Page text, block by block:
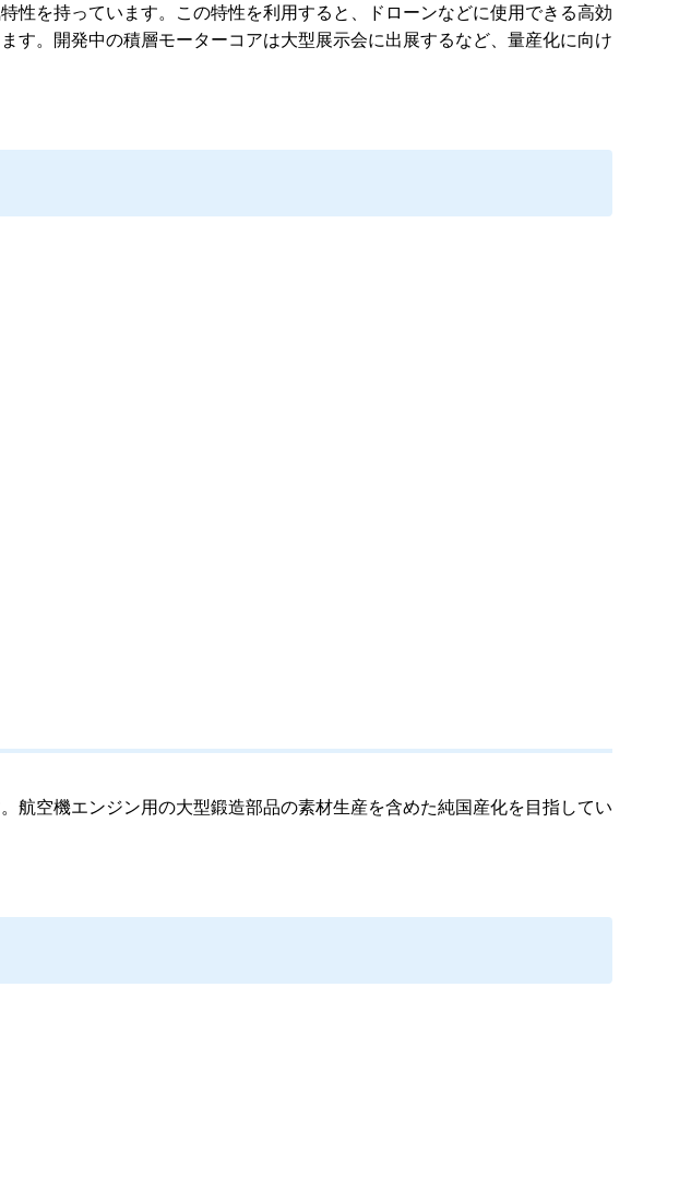
を持っています。この特性を利用すると、ドローンなどに使用できる高効
。開発中の積層モーターコアは大型展示会に出展するなど、量産化に向け
空機エンジン用の大型鍛造部品の素材生産を含めた純国産化を目指してい